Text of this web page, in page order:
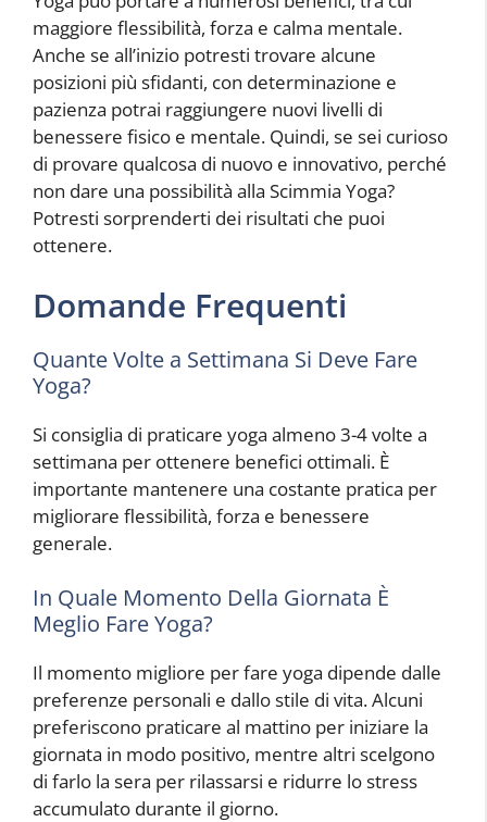
maggiore flessibilità, forza e calma mentale.
Anche se all’inizio potresti trovare alcune
posizioni più sfidanti, con determinazione e
pazienza potrai raggiungere nuovi livelli di
benessere fisico e mentale. Quindi, se sei curioso
di provare qualcosa di nuovo e innovativo, perché
non dare una possibilità alla Scimmia Yoga?
Potresti sorprenderti dei risultati che puoi
ottenere.
Domande Frequenti
Quante Volte a Settimana Si Deve Fare
Yoga?
Si consiglia di praticare yoga almeno 3-4 volte a
settimana per ottenere benefici ottimali. È
importante mantenere una costante pratica per
migliorare flessibilità, forza e benessere
generale.
In Quale Momento Della Giornata È
Meglio Fare Yoga?
Il momento migliore per fare yoga dipende dalle
preferenze personali e dallo stile di vita. Alcuni
preferiscono praticare al mattino per iniziare la
giornata in modo positivo, mentre altri scelgono
di farlo la sera per rilassarsi e ridurre lo stress
accumulato durante il giorno.